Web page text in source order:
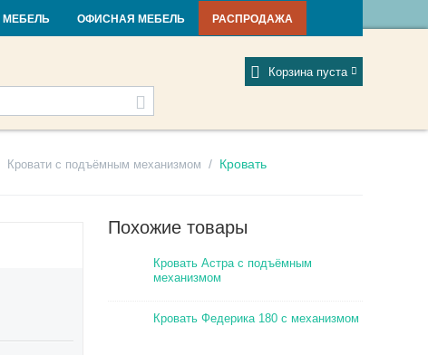
Мой профиль
и новости Фабрики Отзывы
Корзина пуста
МЕБЕЛЬ ОФИСНАЯ МЕБЕЛЬ РАСПРОДАЖА
Кровати с подъёмным механизмом / Кровать
Похожие товары
Кровать Астра с подъёмным
механизмом
Кровать Федерика 180 с механизмом